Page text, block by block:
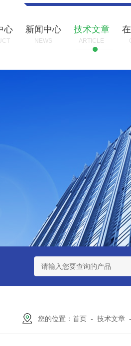
心 新闻中心
NEWS
技术文章
ARTICLE
集液化装置 3万吨-100万吨撬装式
您的位置： 首页 - 技术文章 -